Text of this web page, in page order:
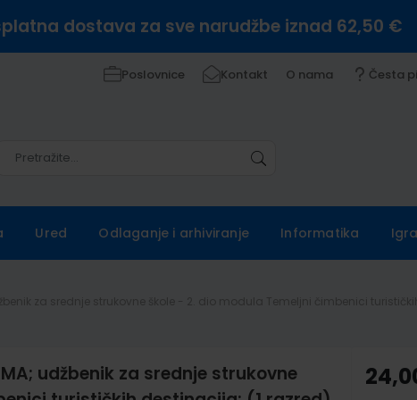
dostava za sve narudžbe iznad 62,50 €
Poslovnice Kontakt O nama Česta
Ured Odlaganje i arhiviranje Informatika
udžbenik za srednje strukovne